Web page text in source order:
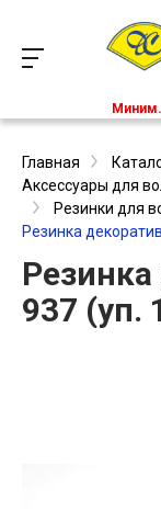
Миним.
Главная
Аксессуары для
Резинки для
Резинка
937 (уп.